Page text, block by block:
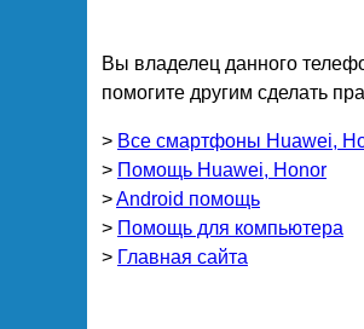
Вы владелец данного
помогите другим сделать
> Все смартфоны Huawei,
> Помощь Huawei, Honor
>Android помощь
> Помощь для компьютера
> Главная сайта